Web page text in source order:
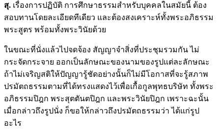
สุ. เรื่องการปฏิบัติ การศึกษาธรรมสำหรับบุคคลในสมัยนี้ ต้อง
สอบทานโดยละเอียดทีเดียว และต้องสงเคราะห์ทั้งพระอภิธรรม
พระสูตร พร้อมทั้งพระวินัยด้วย
ในขณะที่นั่งแล้วไปจดจ้อง สัญญาจำสิ่งที่ประชุมรวมกัน ไม่
กระจัดกระจาย ออกเป็นลักษณะของนามของรูปแต่ละลักษณะ
ถ้าไม่เจริญสติให้ปัญญารู้ชัดอย่างนั้นก็ไม่มีโอกาสที่จะรู้สภาพ
ปรมัตถธรรมตามที่ได้ทรงแสดงไว้เพื่อเกื้อกูลพุทธบริษัท ทั้งพระ
อภิธรรมปิฎก พระสุตตันตปิฎก และพระวินัยปิฎก เพราะฉะนั้น
เมื่อกล่าวถึงรูปนั่ง ก็ขอให้กล่าวถึงปรมัตถธรรมว่า ได้แก่รูป
อะไร